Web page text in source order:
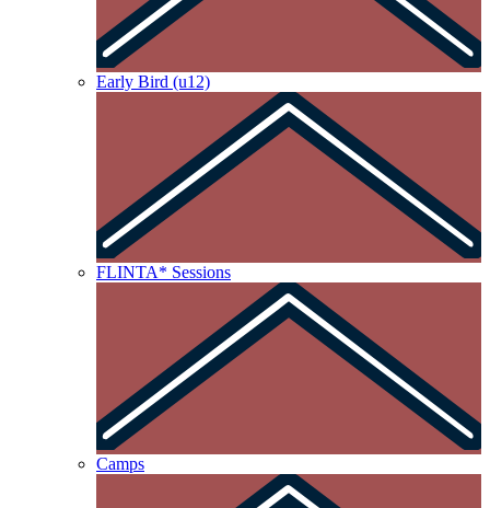
Early Bird (u12)
FLINTA* Sessions
Camps